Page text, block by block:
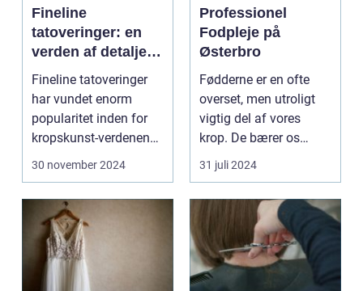
Fineline
tatoveringer: en
verden af detaljer
og elegance
Fineline tatoveringer
har vundet enorm
popularitet inden for
kropskunst-verdenen
de seneste år...
30 november 2024
Professionel
Fodpleje på
Østerbro
Fødderne er en ofte
overset, men utroligt
vigtig del af vores
krop. De bærer os
gennem ...
31 juli 2024